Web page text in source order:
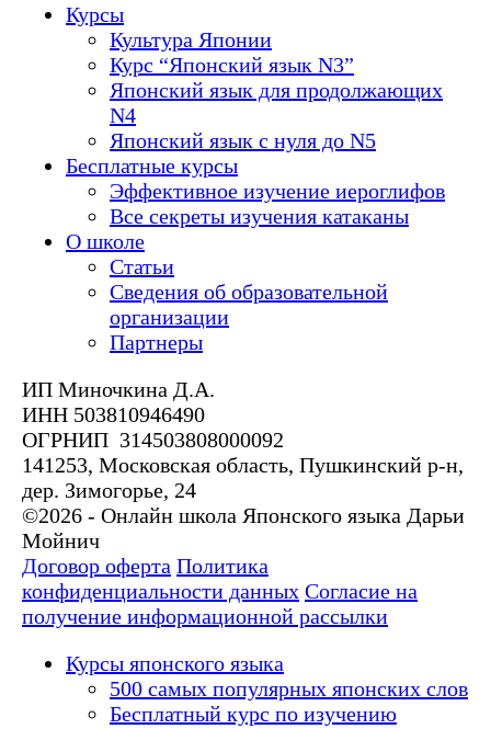
Курсы
Культура Японии
Курс “Японский язык N3”
Японский язык для продолжающих
N4
Японский язык с нуля до N5
Бесплатные курсы
Эффективное изучение иероглифов
Все секреты изучения катаканы
О школе
Статьи
Сведения об образовательной
организации
Партнеры
ИП Миночкина Д.А.
ИНН 503810946490
ОГРНИП 314503808000092
141253, Московская область, Пушкинский р-н,
дер. Зимогорье, 24
©2026 - Онлайн школа Японского языка Дарьи
Мойнич
Договор оферта Политика
конфиденциальности данных Согласие на
получение информационной рассылки
Курсы японского языка
500 самых популярных японских слов
Бесплатный курс по изучению